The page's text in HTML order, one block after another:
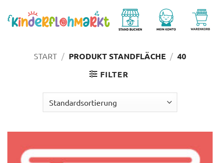
Inhalt
springen
START / PRODUKT STANDFLÄCHE / 40
FILTER